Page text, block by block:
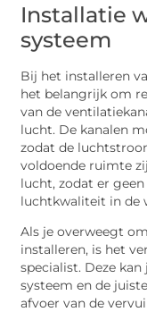
Installatie
systeem
Bij het installeren
het belangrijk om
van de
lucht. De kanalen
zodat de
voldoende ruimte
lucht, zodat er
luchtkwaliteit in de
Als je overweegt
installeren, is het
specialist. Deze
systeem en de
afvoer van de